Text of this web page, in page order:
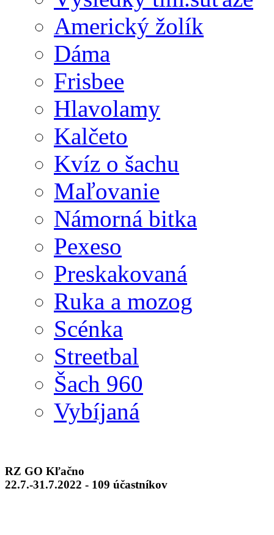
Americký žolík
Dáma
Frisbee
Hlavolamy
Kalčeto
Kvíz o šachu
Maľovanie
Námorná bitka
Pexeso
Preskakovaná
Ruka a mozog
Scénka
Streetbal
Šach 960
Vybíjaná
RZ GO Kľačno
22.7.-31.7.2022 - 109 účastníkov